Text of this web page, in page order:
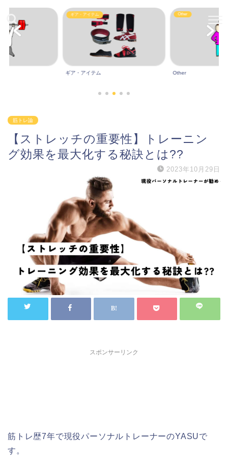
ギア・アイテム
ギア・アイテム
Other
Other
筋トレ論
【ストレッチの重要性】トレーニン
グ効果を最大化する秘訣とは??
2023年10月29日
スポンサーリンク
筋トレ歴7年で現役パーソナルトレーナーのYASUで
す。